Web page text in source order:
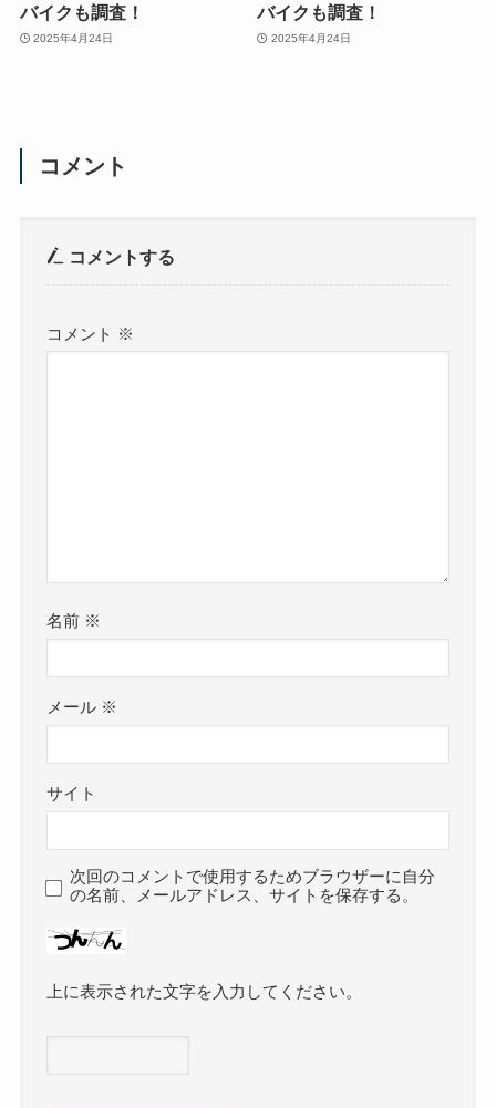
バイクも調査！
2025年4月24日
バイクも調査！
2025年4月24日
コメント
コメントする
コメント ※
名前 ※
メール ※
サイト
次回のコメントで使用するためブラウザーに自分
の名前、メールアドレス、サイトを保存する。
上に表示された文字を入力してください。